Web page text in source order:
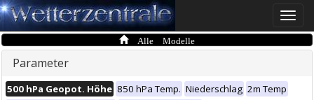
Toggle
Alle Modelle
Parameter
500 hPa Geopot. Höhe 850 hPa Temp. Niederschlag 2m Temp